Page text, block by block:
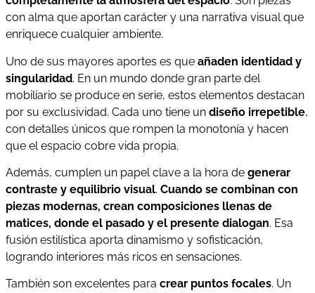
con alma que aportan carácter y una narrativa visual que
enriquece cualquier ambiente.
Uno de sus mayores aportes es que añaden identidad y
singularidad. En un mundo donde gran parte del
mobiliario se produce en serie, estos elementos destacan
por su exclusividad. Cada uno tiene un diseño irrepetible,
con detalles únicos que rompen la monotonía y hacen
que el espacio cobre vida propia.
Además, cumplen un papel clave a la hora de generar
contraste y equilibrio visual. Cuando se combinan con
piezas modernas, crean composiciones llenas de
matices, donde el pasado y el presente dialogan. Esa
fusión estilística aporta dinamismo y sofisticación,
logrando interiores más ricos en sensaciones.
También son excelentes para crear puntos focales. Un